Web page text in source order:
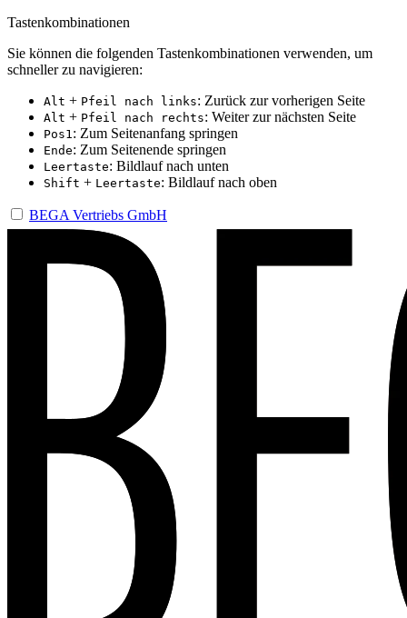
Tastenkombinationen
Sie können die folgenden Tastenkombinationen verwenden, um
schneller zu navigieren:
Alt + Pfeil nach links: Zurück zur vorherigen Seite
Alt + Pfeil nach rechts: Weiter zur nächsten Seite
Pos1: Zum Seitenanfang springen
Ende: Zum Seitenende springen
Leertaste: Bildlauf nach unten
Shift + Leertaste: Bildlauf nach oben
BEGA Vertriebs GmbH